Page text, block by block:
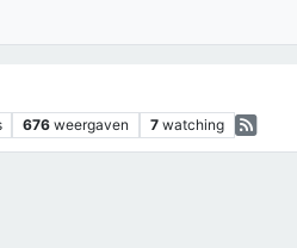
676 weergaven 7 watching